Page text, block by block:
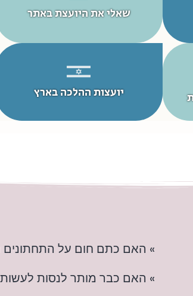
שאלי את היועצת באתר
יועצות ההלכה בארץ
» האם כתם חום על
» האם כבר מותר לנסות